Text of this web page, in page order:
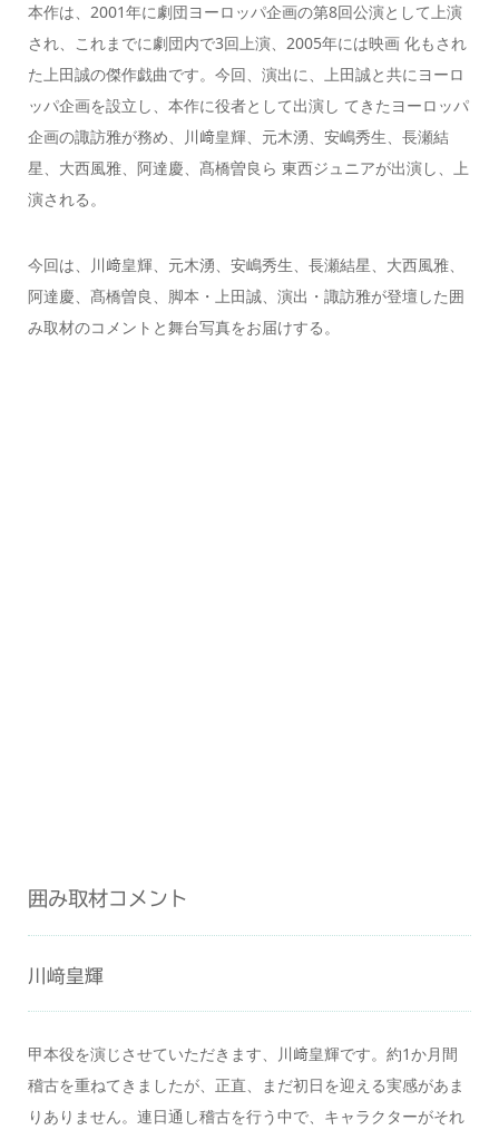
本作は、2001年に劇団ヨーロッパ企画の第8回公演として上演
され、これまでに劇団内で3回上演、2005年には映画 化もされ
た上田誠の傑作戯曲です。今回、演出に、上田誠と共にヨーロ
ッパ企画を設立し、本作に役者として出演し てきたヨーロッパ
企画の諏訪雅が務め、川﨑皇輝、元木湧、安嶋秀生、長瀬結
星、大西風雅、阿達慶、髙橋曽良ら 東西ジュニアが出演し、上
演される。
今回は、川﨑皇輝、元木湧、安嶋秀生、長瀬結星、大西風雅、
阿達慶、髙橋曽良、脚本・上田誠、演出・諏訪雅が登壇した囲
み取材のコメントと舞台写真をお届けする。
囲み取材コメント
川﨑皇輝
甲本役を演じさせていただきます、川﨑皇輝です。約1か月間
稽古を重ねてきましたが、正直、まだ初日を迎える実感があま
りありません。連日通し稽古を行う中で、キャラクターがそれ